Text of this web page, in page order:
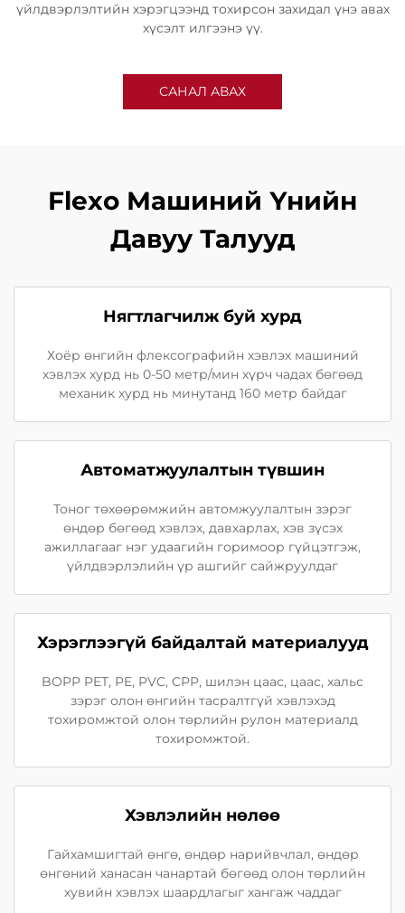
үйлдвэрлэлтийн хэрэгцээнд тохирсон захидал үнэ авах
хүсэлт илгээнэ үү.
САНАЛ АВАХ
Flexo Машиний Үнийн
Давуу Талууд
Нягтлагчилж буй хурд
Хоёр өнгийн флексографийн хэвлэх машиний
хэвлэх хурд нь 0-50 метр/мин хүрч чадах бөгөөд
механик хурд нь минутанд 160 метр байдаг
Автоматжуулалтын түвшин
Тоног төхөөрөмжийн автомжуулалтын зэрэг
өндөр бөгөөд хэвлэх, давхарлах, хэв зүсэх
ажиллагааг нэг удаагийн горимоор гүйцэтгэж,
үйлдвэрлэлийн үр ашгийг сайжруулдаг
Хэрэглээгүй байдалтай материалууд
BOPP PET, PE, PVC, CPP, шилэн цаас, цаас, хальс
зэрэг олон өнгийн тасралтгүй хэвлэхэд
тохиромжтой олон төрлийн рулон материалд
тохиромжтой.
Хэвлэлийн нөлөө
Гайхамшигтай өнгө, өндөр нарийвчлал, өндөр
өнгөний ханасан чанартай бөгөөд олон төрлийн
хувийн хэвлэх шаардлагыг хангаж чаддаг